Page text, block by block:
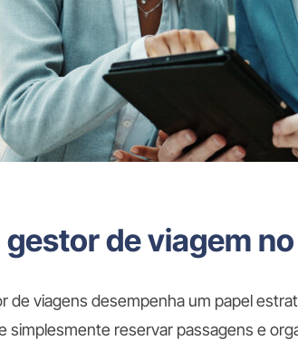
gestor de viagem
de viagens desempenha um papel
simplesmente reservar passagens e